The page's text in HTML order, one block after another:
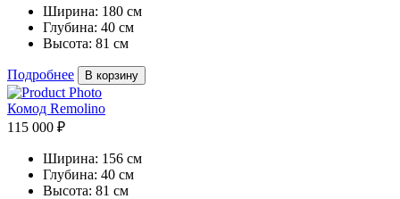
Ширина: 180 см
Глубина: 40 см
Высота: 81 см
Подробнее В корзину
Комод Remolino
115 000 ₽
Ширина: 156 см
Глубина: 40 см
Высота: 81 см